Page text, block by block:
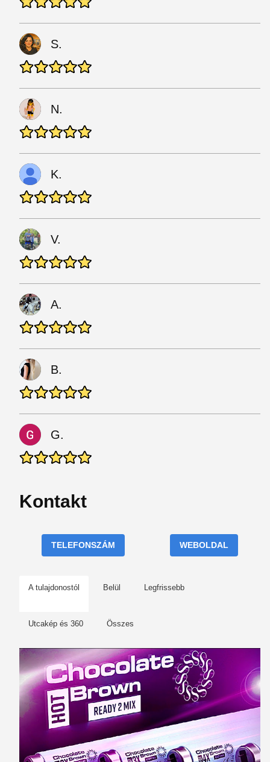
S.
N.
K.
V.
A.
B.
G.
Kontakt
TELEFONSZÁM WEBOLDAL
A tulajdonostól Belül Legfrissebb
Utcakép és 360 Összes